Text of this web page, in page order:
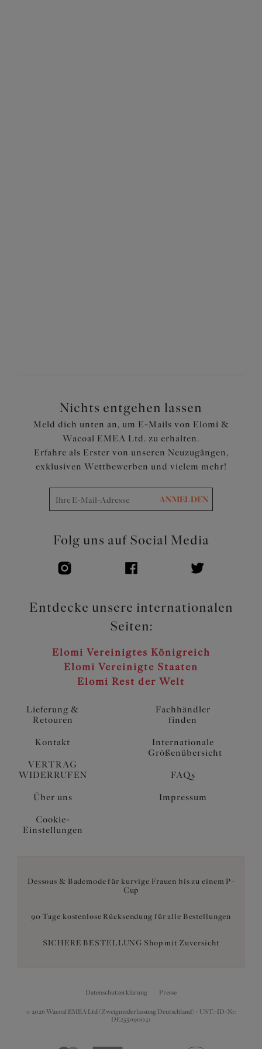
Lieferung &
Retouren
Kontakt
VERTRAG
WIDERRUFEN
Über uns
Cookie-
Einstellungen
Nichts entgehen lassen
Meld dich unten an, um E-Mails von Elomi &
Wacoal EMEA Ltd. zu erhalten.
Erfahre als Erster von unseren Neuzugängen,
exklusiven Wettbewerben und vielem mehr!
ANMELDEN
Folg uns auf Social Media
Entdecke unsere internationalen
Seiten:
Elomi Vereinigtes Königreich
Elomi Vereinigte Staaten
Elomi Rest der Welt
Fachhändler
finden
Internationale
Größenübersicht
FAQs
Impressum
Dessous & Bademode für kurvige Frauen bis zu einem P-
Cup
90 Tage kostenlose Rücksendung für alle Bestellungen
SICHERE BESTELLUNG Shop mit Zuversicht
Datenschutzerklärung Presse
© 2026 Wacoal EMEA Ltd (Zweigniederlassung Deutschland) - UST.-ID-Nr:
DE255090041